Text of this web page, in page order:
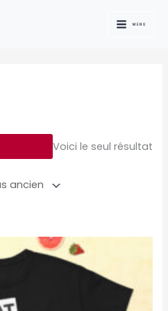
MENU
Voici le seul résultat
Ce
produit